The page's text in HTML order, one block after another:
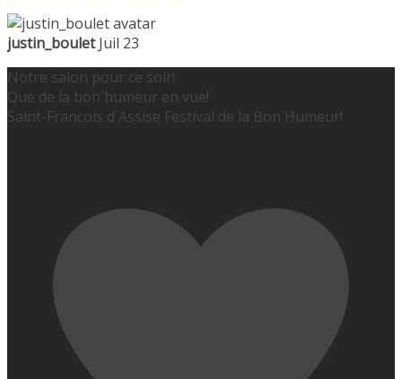
justin_boulet Juil 23
Notre salon pour ce soir!
Que de la bon`humeur en vue!
Saint-Francois d`Assise Festival de la Bon`Humeur!